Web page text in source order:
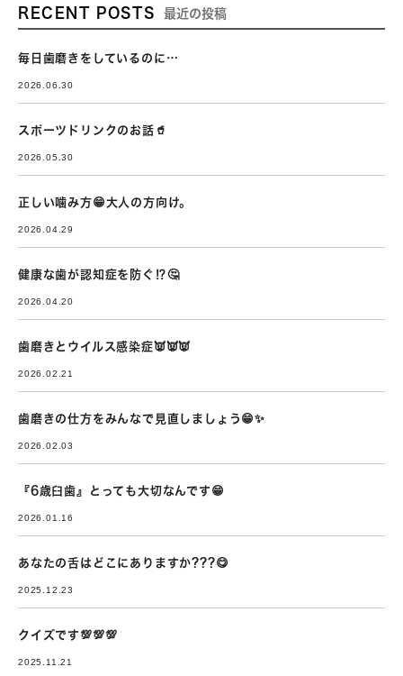
RECENT POSTS 最近の投稿
毎日歯磨きをしているのに…
2026.06.30
スポーツドリンクのお話🥤
2026.05.30
正しい噛み方😁大人の方向け。
2026.04.29
健康な歯が認知症を防ぐ⁉🤔
2026.04.20
歯磨きとウイルス感染症👿👿👿
2026.02.21
歯磨きの仕方をみんなで見直しましょう😁✨
2026.02.03
『6歳臼歯』とっても大切なんです😁
2026.01.16
あなたの舌はどこにありますか???😋
2025.12.23
クイズです💯💯💯
2025.11.21